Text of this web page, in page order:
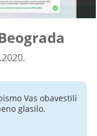
Vas obavestili
glasilo.